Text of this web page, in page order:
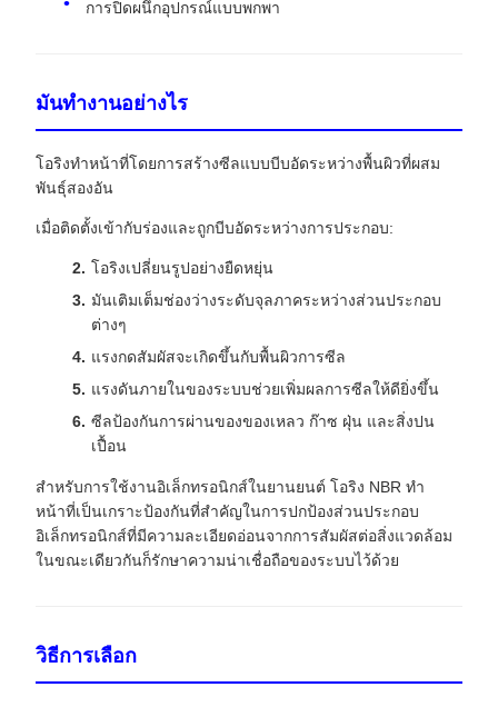
การปิดผนึกอุปกรณ์แบบพกพา
มันทำงานอย่างไร
โอริงทำหน้าที่โดยการสร้างซีลแบบบีบอัดระหว่างพื้นผิวที่ผสม
พันธุ์สองอัน
เมื่อติดตั้งเข้ากับร่องและถูกบีบอัดระหว่างการประกอบ:
โอริงเปลี่ยนรูปอย่างยืดหยุ่น
มันเติมเต็มช่องว่างระดับจุลภาคระหว่างส่วนประกอบ
ต่างๆ
แรงกดสัมผัสจะเกิดขึ้นกับพื้นผิวการซีล
แรงดันภายในของระบบช่วยเพิ่มผลการซีลให้ดียิ่งขึ้น
ซีลป้องกันการผ่านของของเหลว ก๊าซ ฝุ่น และสิ่งปน
เปื้อน
สำหรับการใช้งานอิเล็กทรอนิกส์ในยานยนต์ โอริง NBR ทำ
หน้าที่เป็นเกราะป้องกันที่สำคัญในการปกป้องส่วนประกอบ
อิเล็กทรอนิกส์ที่มีความละเอียดอ่อนจากการสัมผัสต่อสิ่งแวดล้อม
ในขณะเดียวกันก็รักษาความน่าเชื่อถือของระบบไว้ด้วย
วิธีการเลือก